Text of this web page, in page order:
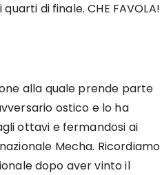
di finale. CHE FAVOLA!
alla quale prende parte
ostico e lo ha
ottavi e fermandosi ai
Mecha. Ricordiamo
dopo aver vinto il